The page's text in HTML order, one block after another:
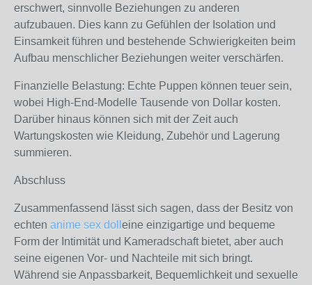
erschwert, sinnvolle Beziehungen zu anderen
aufzubauen. Dies kann zu Gefühlen der Isolation und
Einsamkeit führen und bestehende Schwierigkeiten beim
Aufbau menschlicher Beziehungen weiter verschärfen.
Finanzielle Belastung: Echte Puppen können teuer sein,
wobei High-End-Modelle Tausende von Dollar kosten.
Darüber hinaus können sich mit der Zeit auch
Wartungskosten wie Kleidung, Zubehör und Lagerung
summieren.
Abschluss
Zusammenfassend lässt sich sagen, dass der Besitz von
echten anime sex doll eine einzigartige und bequeme
Form der Intimität und Kameradschaft bietet, aber auch
seine eigenen Vor- und Nachteile mit sich bringt.
Während sie Anpassbarkeit, Bequemlichkeit und sexuelle